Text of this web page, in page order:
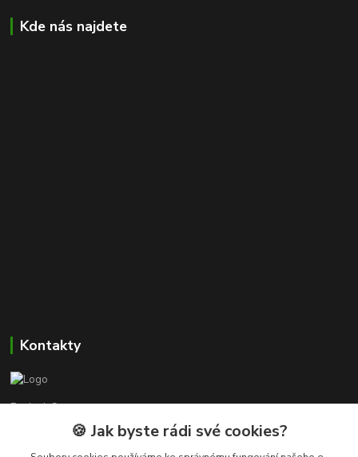
Kde nás najdete
Kontakty
Beskyd-Camper.cz
🍪 Jak byste rádi své cookies?